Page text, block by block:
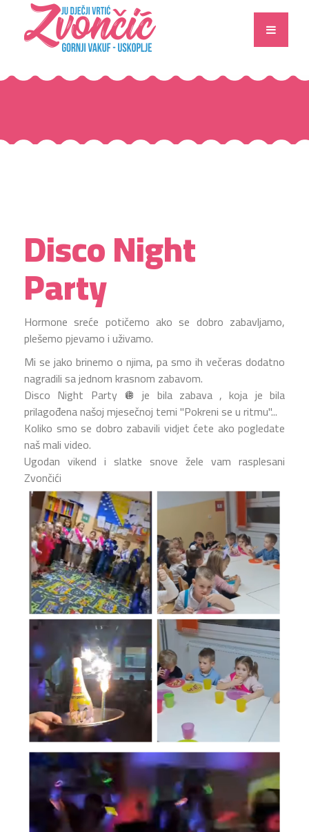
Disco Night
Party
Hormone sreće potičemo ako se dobro zabavljamo,
plešemo pjevamo i uživamo.
Mi se jako brinemo o njima, pa smo ih večeras dodatno
nagradili sa jednom krasnom zabavom.
Disco Night Party 🪩 je bila zabava , koja je bila
prilagođena našoj mjesečnoj temi "Pokreni se u ritmu"...
Koliko smo se dobro zabavili vidjet ćete ako pogledate
naš mali video.
Ugodan vikend i slatke snove žele vam rasplesani
Zvončići